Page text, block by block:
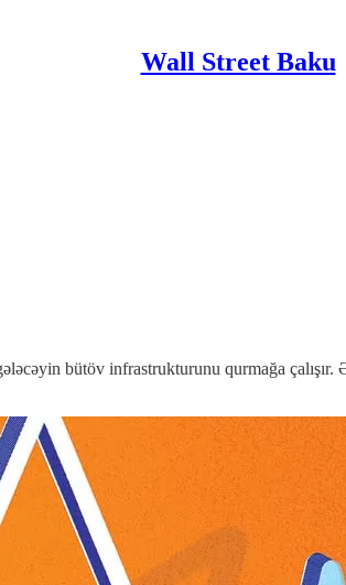
Wall Street Baku
bütöv infrastrukturunu qurmağa